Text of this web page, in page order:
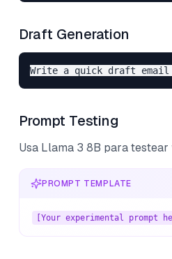
Draft Generation
Prompt Testing
Usa Llama 3 8B para
PROMPT TEMPLATE
[Your experimental prompt